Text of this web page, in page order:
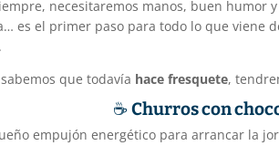
necesitaremos manos, buen humor
es el primer paso para todo lo que viene
que todavía hace fresquete,
☕ Churros con
empujón energético para arrancar la